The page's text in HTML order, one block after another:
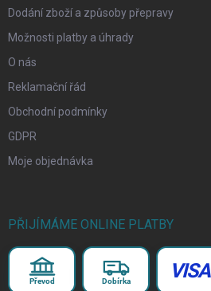
Dodání zboží a způsoby přepravy
Možnosti platby a úhrady
O nás
Reklamační řád
Obchodní podmínky
GDPR
Moje objednávka
PŘIJÍMÁME ONLINE PLATBY
Převod Dobírka VISA